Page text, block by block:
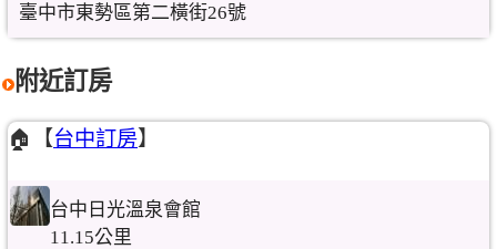
臺中市東勢區第二橫街26號
附近訂房
🏠【台中訂房】
台中日光溫泉會館
11.15公里